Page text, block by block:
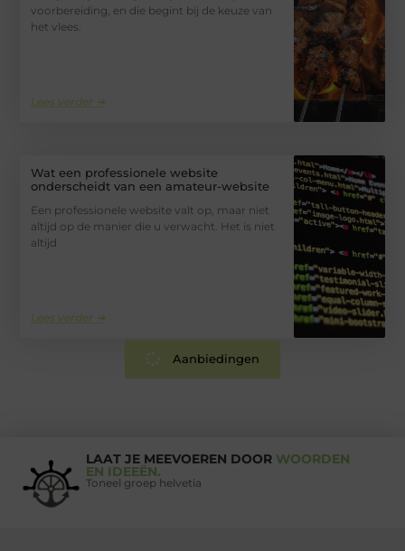
voorbereiding, en die begint bij de keuze van
het vlees.
Lees verder ➜
Wat een professionele website
onderscheidt van een amateur-website
Een professionele website valt op, maar niet
altijd op de manier die u verwacht. Het is niet
altijd
Lees verder ➜
Aanbiedingen
LAAT JE MEEVOEREN DOOR WOORDEN
EN IDEEËN.
Toneel groep helvetia